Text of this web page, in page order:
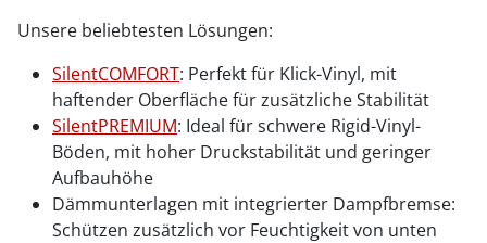
Unsere beliebtesten Lösungen:
SilentCOMFORT: Perfekt für Klick-Vinyl, mit
haftender Oberfläche für zusätzliche Stabilität
SilentPREMIUM: Ideal für schwere Rigid-Vinyl-
Böden, mit hoher Druckstabilität und geringer
Aufbauhöhe
Dämmunterlagen mit integrierter Dampfbremse:
Schützen zusätzlich vor Feuchtigkeit von unten